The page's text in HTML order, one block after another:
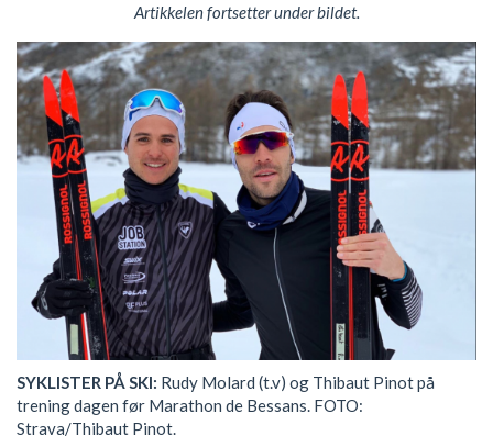
Artikkelen fortsetter under bildet.
SYKLISTER PÅ SKI: Rudy Molard (t.v) og Thibaut Pinot på
trening dagen før Marathon de Bessans. FOTO:
Strava/Thibaut Pinot.